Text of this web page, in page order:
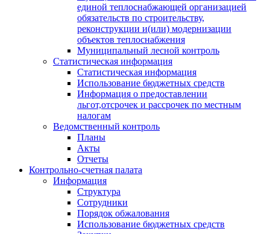
единой теплоснабжающей организацией
обязательств по строительству,
реконструкции и(или) модернизации
объектов теплоснабжения
Муниципальный лесной контроль
Статистическая информация
Статистическая информация
Использование бюджетных средств
Информация о предоставлении
льгот,отсрочек и рассрочек по местным
налогам
Ведомственный контроль
Планы
Акты
Отчеты
Контрольно-счетная палата
Информация
Структура
Сотрудники
Порядок обжалования
Использование бюджетных средств